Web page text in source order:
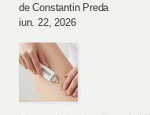
de Constantin Preda
iun. 22, 2026